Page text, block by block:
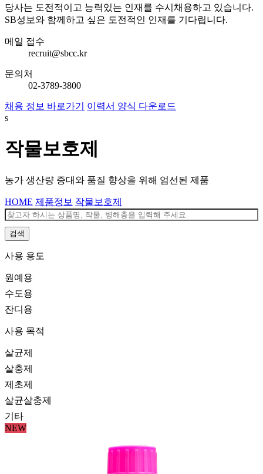
당사는 도전적이고 능력있는 인재를 수시채용하고 있습니다.
SB성보와 함께하고 싶은 도전적인 인재를 기다립니다.
메일 접수
recruit@sbcc.kr
문의처
02-3789-3800
채용 정보 바로가기
이력서 양식 다운로드
s
작물보호제
농가 생산량 증대와 품질 향상을 위해 엄선된 제품
HOME 제품정보 작물보호제
검색
사용 용도
원예용
수도용
잔디용
사용 목적
살균제
살충제
제초제
살균살충제
기타
NEW